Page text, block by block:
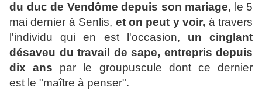
du duc de Vendôme depuis son mariage, le 5
mai dernier à Senlis, et on peut y voir, à travers
l'individu qui en est l'occasion, un cinglant
désaveu du travail de sape, entrepris depuis
dix ans par le groupuscule dont ce dernier
est le "maître à penser".